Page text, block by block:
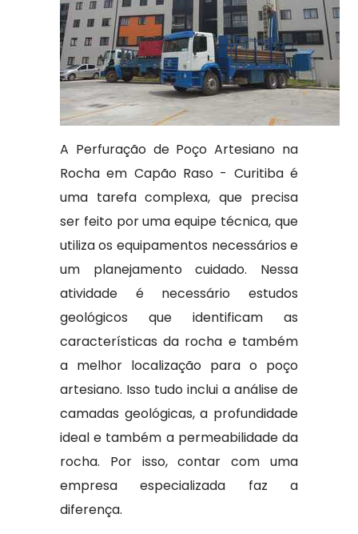
A Perfuração de Poço Artesiano na
Rocha em Capão Raso - Curitiba é
uma tarefa complexa, que precisa
ser feito por uma equipe técnica, que
utiliza os equipamentos necessários e
um planejamento cuidado. Nessa
atividade é necessário estudos
geológicos que identificam as
características da rocha e também
a melhor localização para o poço
artesiano. Isso tudo inclui a análise de
camadas geológicas, a profundidade
ideal e também a permeabilidade da
rocha. Por isso, contar com uma
empresa especializada faz a
diferença.